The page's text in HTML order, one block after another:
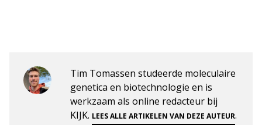
Tim Tomassen studeerde moleculaire
genetica en biotechnologie en is
werkzaam als online redacteur bij
KIJK. LEES ALLE ARTIKELEN VAN DEZE AUTEUR.